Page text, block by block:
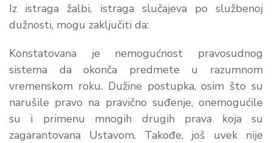
Iz istraga žalbi, istraga slučajeva po službenoj
dužnosti, mogu zaključiti da:
Konstatovana je nemogućnost pravosudnog
sistema da okonča predmete u razumnom
vremenskom roku. Dužine postupka, osim što su
narušile pravo na pravično suđenje, onemogućile
su i primenu mnogih drugih prava koja su
zagarantovana Ustavom. Takođe, još uvek nije